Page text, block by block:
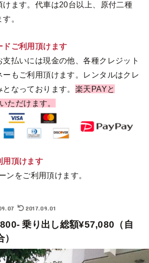
けます。代車は20台以上、原付二種
。
ご利用頂けます
支払いには現金の他、各種クレジット
ーもご利用頂けます。レンタルはクレ
なっております。 楽天PAYと
ただけます。
用頂けます
ンをご利用頂けます。
2017.09.01
乗り出し総額¥57,080（自